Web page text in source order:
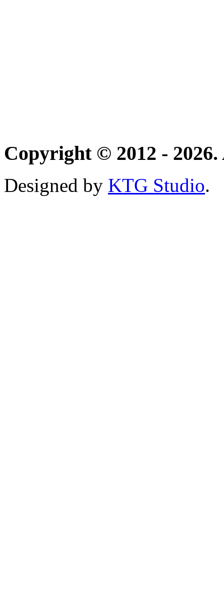
Copyright © 2012 -
Designed by KTG Studio.